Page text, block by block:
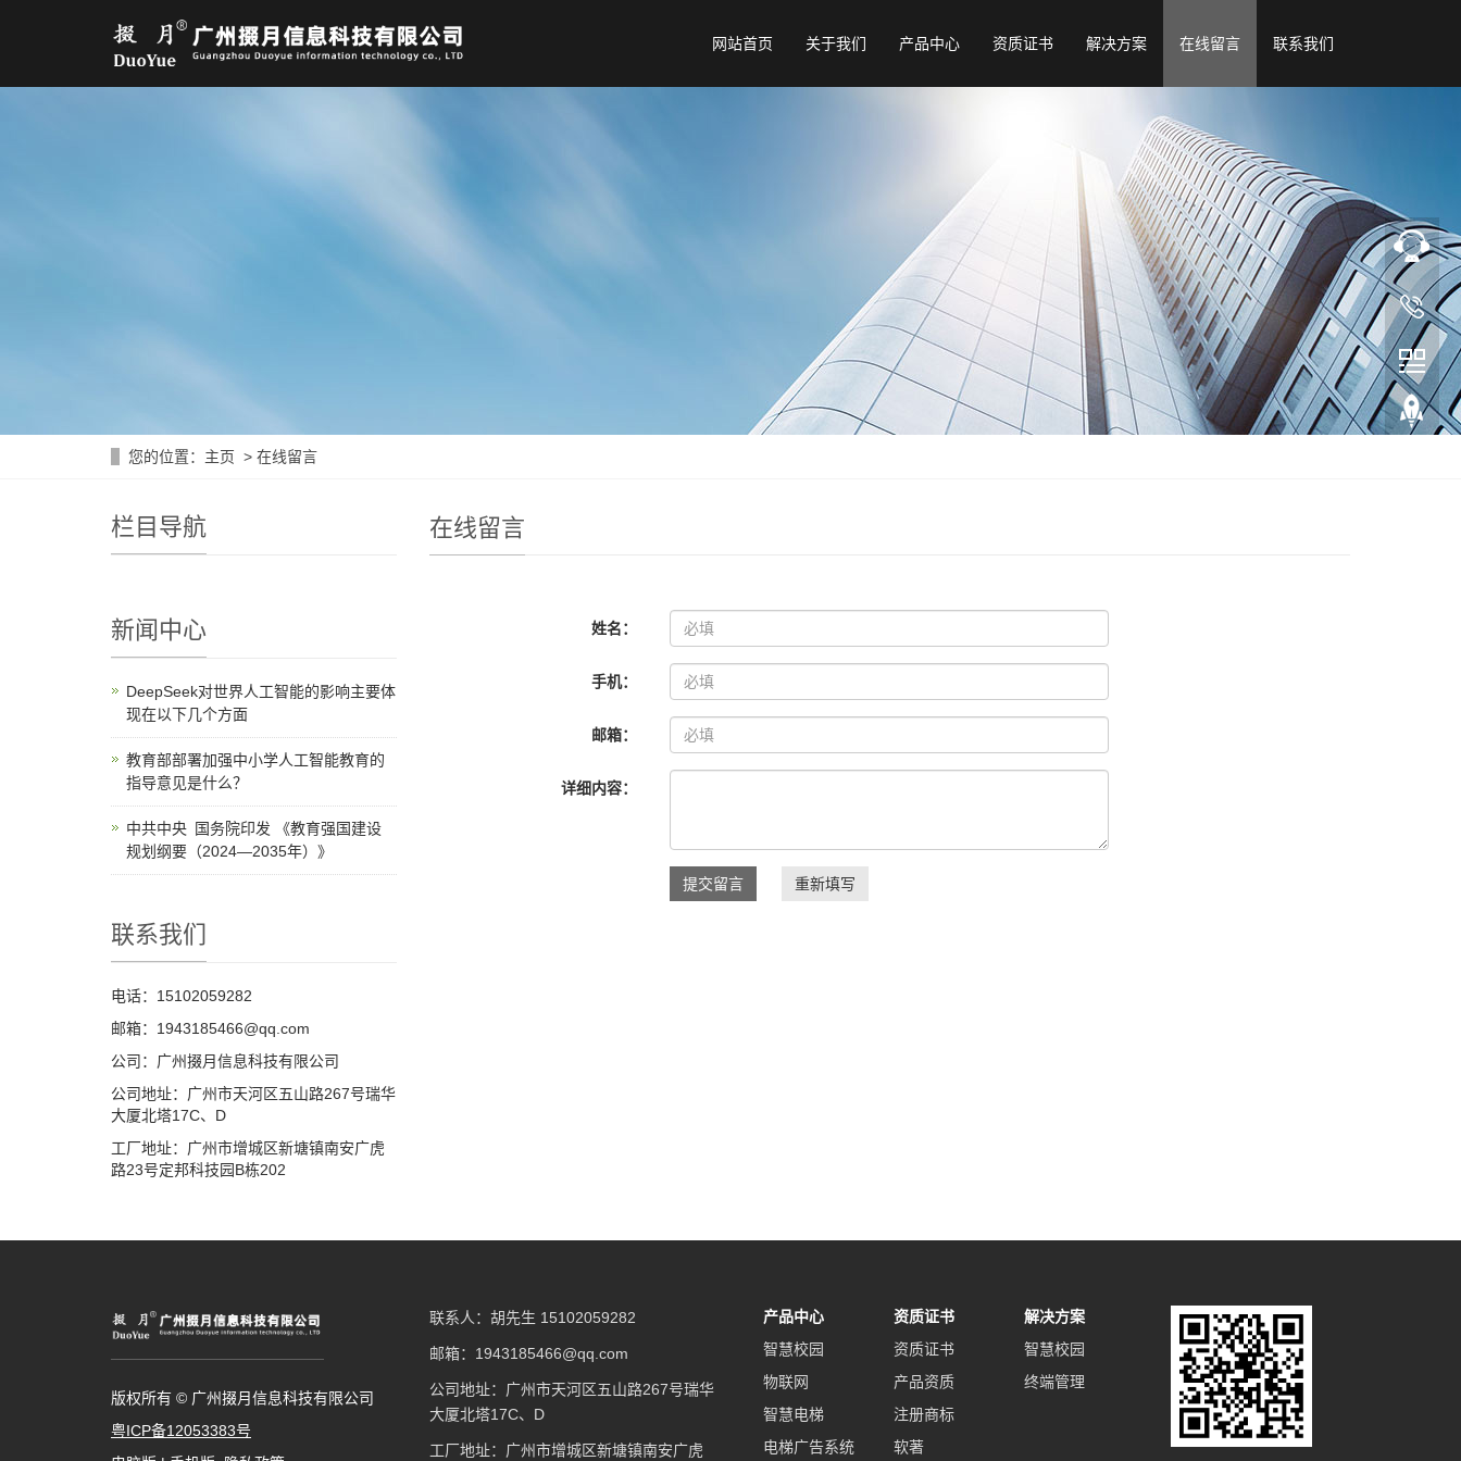
网站首页 关于我们 产品中心 资质证书 解决方案 在线留言 联系我们
您的位置： 主页 > 在线留言
在线留言
姓名：
手机：
邮箱：
详细内容：
提交留言 重新填写
栏目导航
新闻中心
DeepSeek对世界人工智能的影响主要体
现在以下几个方面‌
教育部部署加强中小学人工智能教育的
指导意见是什么？
中共中央 国务院印发 《教育强国建设
规划纲要（2024—2035年）》
联系我们
电话：15102059282
邮箱：1943185466@qq.com
公司：广州掇月信息科技有限公司
公司地址：广州市天河区五山路267号瑞华
大厦北塔17C、D
工厂地址：广州市增城区新塘镇南安广虎
路23号定邦科技园B栋202
版权所有 © 广州掇月信息科技有限公司
粤ICP备12053383号
联系人：胡先生 15102059282
邮箱：1943185466@qq.com
公司地址：广州市天河区五山路267号瑞华
大厦北塔17C、D
工厂地址：广州市增城区新塘镇南安广虎
产品中心
智慧校园
物联网
智慧电梯
电梯广告系统
资质证书
资质证书
产品资质
注册商标
软著
解决方案
智慧校园
终端管理